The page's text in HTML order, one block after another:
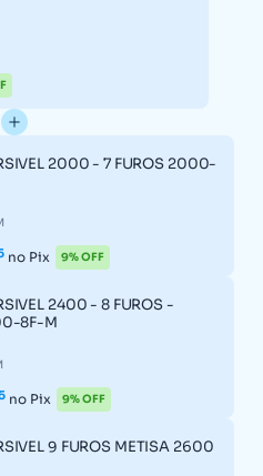
2000 - 7 FUROS 2000-
no Pix 9% OFF
2400 - 8 FUROS -
8F-M
no Pix 9% OFF
9 FUROS METISA 2600